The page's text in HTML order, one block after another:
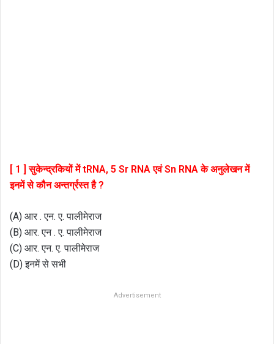
[ 1 ] सुकेन्द्रकियों में tRNA, 5 Sr RNA एवं Sn RNA के अनुलेखन में
इनमें से कौन अन्तर्ग्रस्त है ?
(A) आर . एन. ए. पालीमेराज
(B) आर. एन . ए. पालीमेराज
(C) आर. एन. ए. पालीमेराज
(D) इनमें से सभी
Advertisement